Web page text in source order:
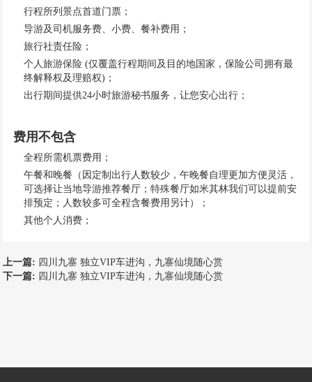
行程所列景点首道门票；
导游及司机服务费、小费、餐补费用；
旅行社责任险；
个人旅游保险 (仅覆盖行程期间及目的地国家，保险公司拥有最
终解释权及理赔权)；
出行期间提供24小时旅游秘书服务，让您安心出行；
费用不包含
全程所需机票费用；
午餐和晚餐（因定制出行人数较少，午晚餐自理更加方便灵活，
可选择让当地导游推荐餐厅；特殊餐厅如米其林我们可以提前安
排预定；人数较多可全程含餐费用另计）；
其他个人消费；
上一篇: 四川九寨 独立VIP车进沟，九寨仙境随心赏
下一篇: 四川九寨 独立VIP车进沟，九寨仙境随心赏